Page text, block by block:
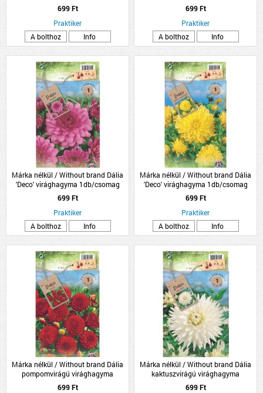
sárga
699 Ft
Praktiker
A bolthoz
Info
piros
699 Ft
Praktiker
A bolthoz
Info
Márka nélkül / Without brand Dália
'Deco' virághagyma 1db/csomag
rózsaszín
699 Ft
Praktiker
A bolthoz
Info
Márka nélkül / Without brand Dália
'Deco' virághagyma 1db/csomag
sárga
699 Ft
Praktiker
A bolthoz
Info
Márka nélkül / Without brand Dália
pompomvirágú virághagyma
1db/csomag piros
699 Ft
Márka nélkül / Without brand Dália
kaktuszvirágú virághagyma
1db/csomag fehér
699 Ft